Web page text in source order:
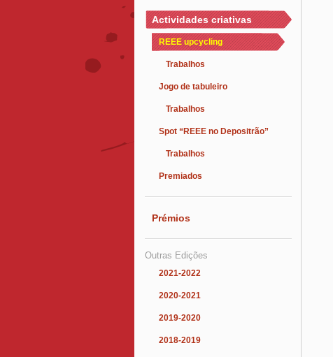
Actividades criativas
REEE upcycling
Trabalhos
Jogo de tabuleiro
Trabalhos
Spot “REEE no Depositrão”
Trabalhos
Premiados
Prémios
Outras Edições
2021-2022
2020-2021
2019-2020
2018-2019